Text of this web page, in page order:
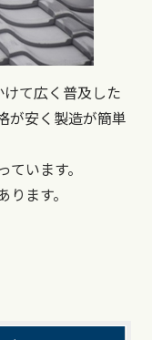
て広く普及した
が安く製造が簡単
います。
ます。